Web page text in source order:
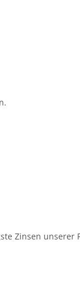
Zinsen unserer